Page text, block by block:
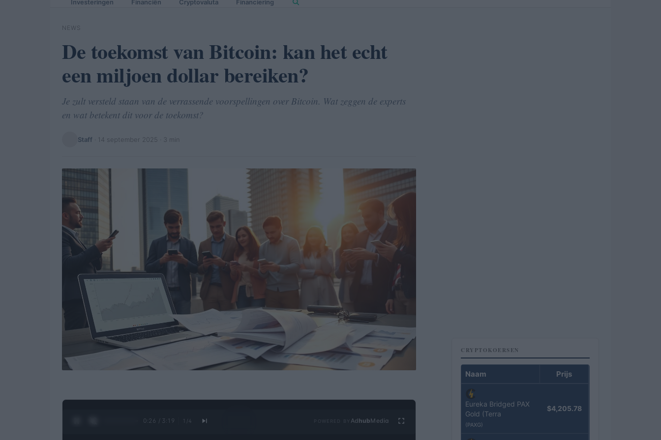
Investeringen Financiën Cryptovaluta Financiering
NEWS
De toekomst van Bitcoin: kan het echt
een miljoen dollar bereiken?
Je zult versteld staan van de verrassende voorspellingen over Bitcoin. Wat zeggen de experts
en wat betekent dit voor de toekomst?
Staff 14 september 2025 · 3 min
0:27 / 3:19 1 /4 Ad hubMedia
CRYPTOKOERSEN
Naam Prijs
Eureka Bridged PAX
Gold (Terra
(PAXG)
$4,205.78